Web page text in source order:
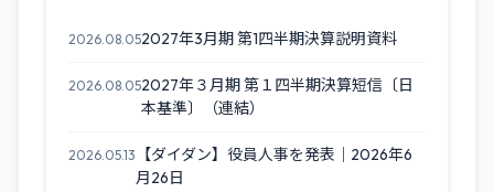
2026.08.052027年3月期 第1四半期決算説明資料
2026.08.052027年３月期 第１四半期決算短信〔日
本基準〕（連結）
2026.05.13
【ダイダン】役員人事を発表｜2026年6
月26日